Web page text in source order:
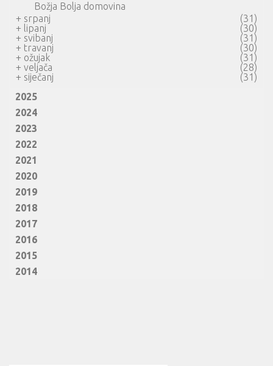
Božja Bolja domovina
+ srpanj
(31)
+ lipanj
(30)
+ svibanj
(31)
+ travanj
(30)
+ ožujak
(31)
+ veljača
(28)
+ siječanj
(31)
2025
2024
2023
2022
2021
2020
2019
2018
2017
2016
2015
2014